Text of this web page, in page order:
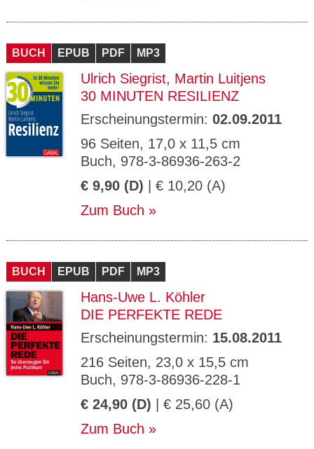
BUCH EPUB PDF MP3
Ulrich Siegrist, Martin Luitjens
30 MINUTEN RESILIENZ
Erscheinungstermin: 02.09.2011
96 Seiten, 17,0 x 11,5 cm
Buch, 978-3-86936-263-2
€ 9,90 (D) | € 10,20 (A)
Zum Buch
BUCH EPUB PDF MP3
Hans-Uwe L. Köhler
DIE PERFEKTE REDE
Erscheinungstermin: 15.08.2011
216 Seiten, 23,0 x 15,5 cm
Buch, 978-3-86936-228-1
€ 24,90 (D) | € 25,60 (A)
Zum Buch